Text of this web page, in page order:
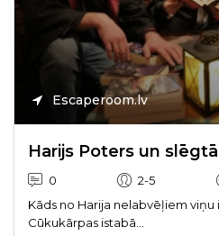
Escaperoom.lv
Harijs Poters un
0 2-5
Kāds no Harija nelabvēļiem viņu
Cūkukārpas istabā...